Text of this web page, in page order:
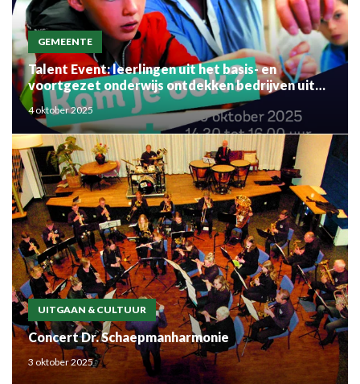
GEMEENTE
Talent Event: leerlingen uit het basis- en
voortgezet onderwijs ontdekken bedrijven uit
de regio
4 oktober 2025
UITGAAN & CULTUUR
Concert Dr. Schaepmanharmonie
3 oktober 2025